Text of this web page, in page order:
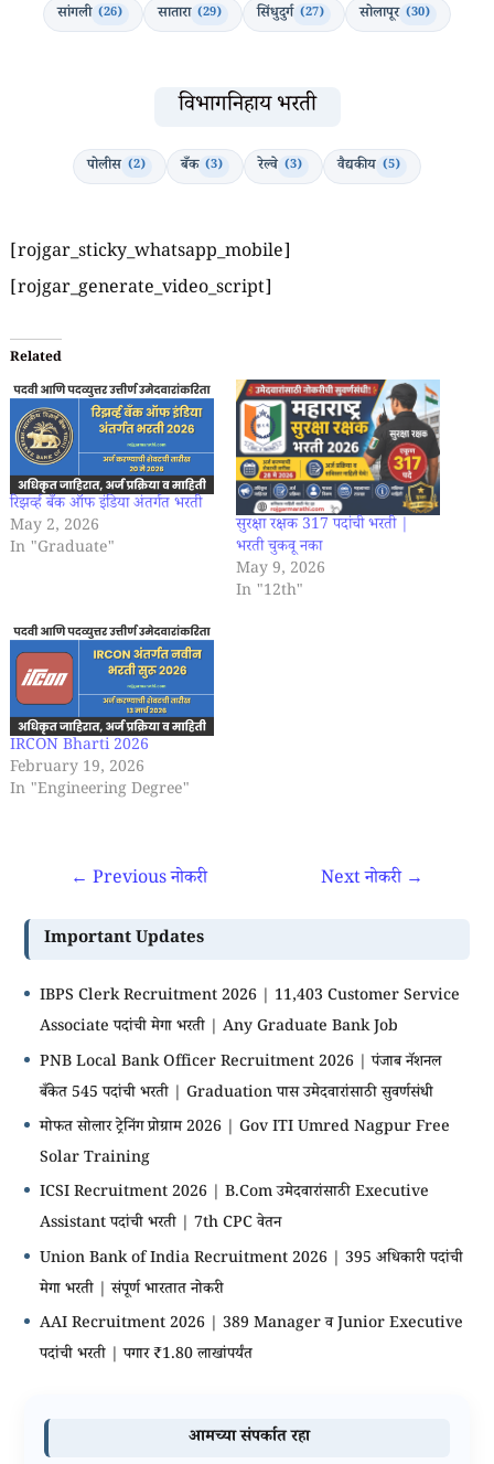
सांगली (26) सातारा (29) सिंधुदुर्ग (27) सोलापूर (30)
विभागनिहाय भरती
पोलीस (2) बँक (3) रेल्वे (3) वैद्यकीय (5)
[rojgar_sticky_whatsapp_mobile]
[rojgar_generate_video_script]
Related
रिझर्व्ह बँक ऑफ इंडिया अंतर्गत भरती
May 2, 2026
In "Graduate"
सुरक्षा रक्षक 317 पदांची भरती |
भरती चुकवू नका
May 9, 2026
In "12th"
IRCON Bharti 2026
February 19, 2026
In "Engineering Degree"
← Previous नोकरी Next नोकरी →
Important Updates
IBPS Clerk Recruitment 2026 | 11,403 Customer Service
Associate पदांची मेगा भरती | Any Graduate Bank Job
PNB Local Bank Officer Recruitment 2026 | पंजाब नॅशनल
बँकेत 545 पदांची भरती | Graduation पास उमेदवारांसाठी सुवर्णसंधी
मोफत सोलार ट्रेनिंग प्रोग्राम 2026 | Gov ITI Umred Nagpur Free
Solar Training
ICSI Recruitment 2026 | B.Com उमेदवारांसाठी Executive
Assistant पदांची भरती | 7th CPC वेतन
Union Bank of India Recruitment 2026 | 395 अधिकारी पदांची
मेगा भरती | संपूर्ण भारतात नोकरी
AAI Recruitment 2026 | 389 Manager व Junior Executive
पदांची भरती | पगार ₹1.80 लाखांपर्यंत
आमच्या संपर्कात रहा